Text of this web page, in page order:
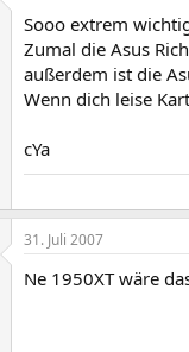
Sooo extrem
Zumal die Asus
außerdem ist die
Wenn dich leise
cYa
31. Juli 2007
Ne 1950XT wäre